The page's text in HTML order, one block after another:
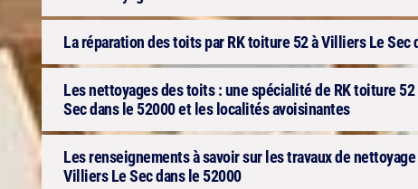
La réparation des toits par RK toiture 52 à Villiers Le Sec
Les nettoyages des toits : une spécialité de RK toiture
Sec dans le 52000 et les localités avoisinantes
Les renseignements à savoir sur les travaux de
Villiers Le Sec dans le 52000